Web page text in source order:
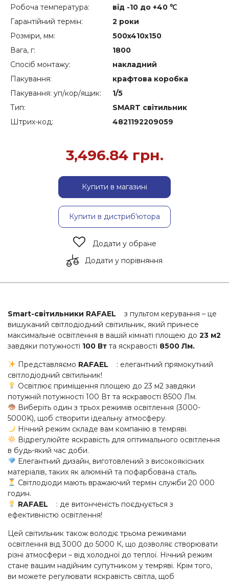
Робоча температура:
від -10 до +40 ℃
Гарантійний термін:
2 роки
Розміри, мм:
500x410x150
Вага, г:
1800
Спосіб монтажу:
накладний
Пакування:
крафтова коробка
Пакування: уп/кор/ящик:
1/5
Тип:
SMART світильник
Штрих-код:
4821192209059
3,496.84 грн.
Купити в магазині
Купити в дистриб'ютора
Додати у обране
Додати у порівняння
Smart-світильники RAFAEL
з пультом керування – це
вишуканий світлодіодний світильник, який принесе
максимальне освітлення в вашій кімнаті площею до 23 м2
завдяки потужності 100 Вт та яскравості 8500 Лм.
Представляємо RAFAEL
: елегантний прямокутний
світлодіодний світильник!
Освітлює приміщення площею до 23 м2 завдяки
потужній потужності 100 Вт та яскравості 8500 Лм.
Виберіть один з трьох режимів освітлення (3000-
5000K), щоб створити ідеальну атмосферу.
Нічний режим складе вам компанію в темряві.
Відрегулюйте яскравість для оптимального освітлення
в будь-який час доби.
Елегантний дизайн, виготовлений з високоякісних
матеріалів, таких як алюміній та пофарбована сталь.
Світлодіоди мають вражаючий термін служби 20 000
годин.
RAFAEL
: де витонченість поєднується з
ефективністю освітлення!
Цей світильник також володіє трьома режимами
освітлення від 3000 до 5000 К, що дозволяє створювати
різні атмосфери – від холодної до теплої. Нічний режим
стане вашим надійним супутником у темряві. Крім того,
ви можете регулювати яскравість світла, щоб